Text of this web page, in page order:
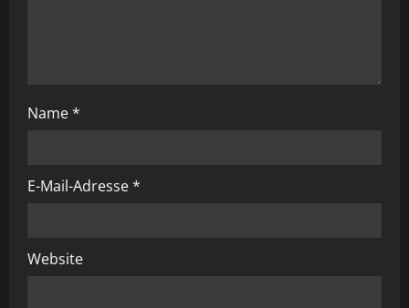
t
o
Name*
E-Mail-Adresse*
Website